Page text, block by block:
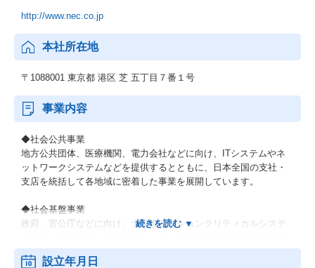
http://www.nec.co.jp
本社所在地
〒1088001 東京都 港区 芝 五丁目７番１号
事業内容
◆社会公共事業
地方公共団体、医療機関、電力会社などに向け、ITシステムやネ
ットワークシステムなどを提供するとともに、日本全国の支社・
支店を統括して各地域に密着した事業を展開しています。
◆社会基盤事業
政府、官公庁などに向け、大規模ミッションクリティカルシステ
できるための社会インフラを提供しています。
設立年月日